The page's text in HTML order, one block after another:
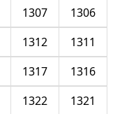
1306
1307
1311
1312
1316
1317
1321
1322